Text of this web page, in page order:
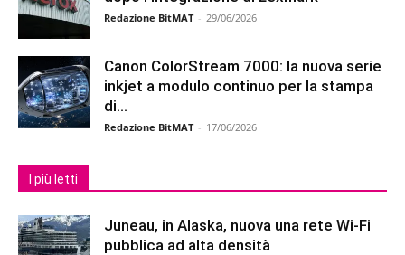
Redazione BitMAT - 29/06/2026
Canon ColorStream 7000: la nuova serie
inkjet a modulo continuo per la stampa
di...
Redazione BitMAT - 17/06/2026
I più letti
Juneau, in Alaska, nuova una rete Wi-Fi
pubblica ad alta densità